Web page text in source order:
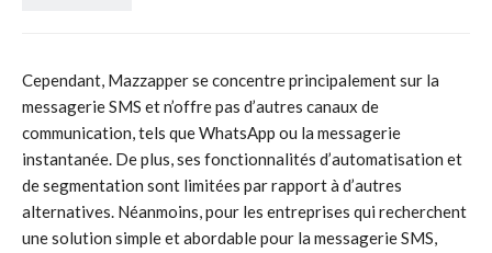
Cependant, Mazzapper se concentre principalement sur la
messagerie SMS et n’offre pas d’autres canaux de
communication, tels que WhatsApp ou la messagerie
instantanée. De plus, ses fonctionnalités d’automatisation et
de segmentation sont limitées par rapport à d’autres
alternatives. Néanmoins, pour les entreprises qui recherchent
une solution simple et abordable pour la messagerie SMS,